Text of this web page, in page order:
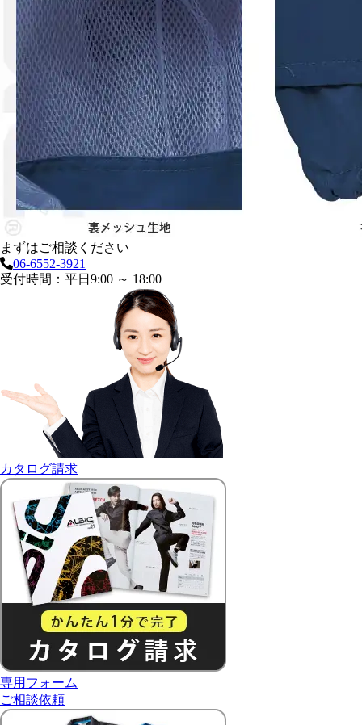
まずはご相談ください
06-6552-3921
受付時間：平日9:00 ～ 18:00
カタログ請求
専用フォーム
ご相談依頼